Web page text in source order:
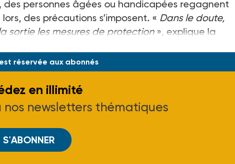
des personnes âgées ou handicapées regagnent
des précautions s’imposent. « Dans le doute,
sortie les mesures de protection», explique la
réservée aux abonnés
en illimité
nos newsletters thématiques
S'ABONNER